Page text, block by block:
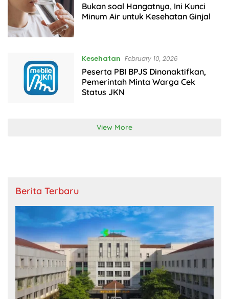
Bukan soal Hangatnya, Ini Kunci
Minum Air untuk Kesehatan Ginjal
Kesehatan February 10, 2026
Peserta PBI BPJS Dinonaktifkan,
Pemerintah Minta Warga Cek
Status JKN
View More
Berita Terbaru